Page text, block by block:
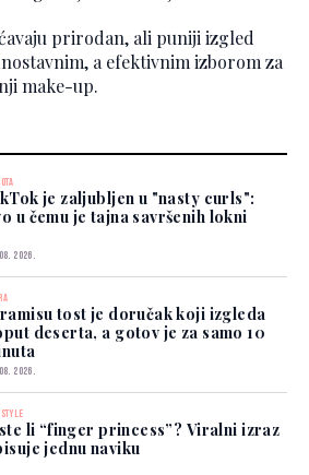
prirodan, ali puniji izgled
a efektivnim izborom za
make-up.
je zaljubljen u "nasty curls":
u čemu je tajna savršenih lokni
2026.
tost je doručak koji izgleda
deserta, a gotov je za samo 10
2026.
li “finger princess”? Viralni izraz
jednu naviku